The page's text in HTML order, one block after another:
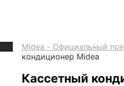
Midea - Официальный
кондиционер Midea
Кассетный